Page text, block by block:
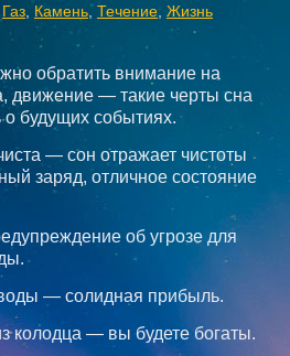
Газ Камень, Течение Жизнь
обратить внимание на
движение — такие черты сна
будущих событиях.
— сон отражает чистоты
заряд, отличное состояние
об угрозе для
— солидная прибыль.
колодца — вы будете богаты.